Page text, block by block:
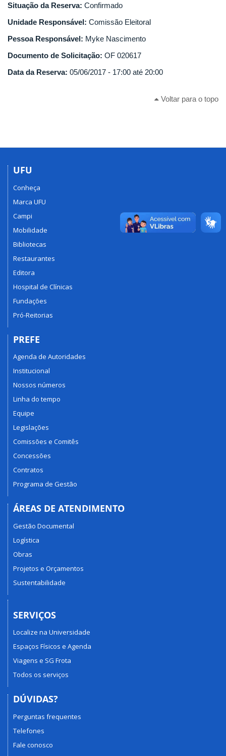
Situação da Reserva: Confirmado
Unidade Responsável: Comissão Eleitoral
Pessoa Responsável: Myke Nascimento
Documento de Solicitação: OF 020617
Data da Reserva: 05/06/2017 - 17:00 até 20:00
Voltar para o topo
UFU
Conheça
Marca UFU
Campi
Mobilidade
Bibliotecas
Restaurantes
Editora
Hospital de Clínicas
Fundações
Pró-Reitorias
PREFE
Agenda de Autoridades
Institucional
Nossos números
Linha do tempo
Equipe
Legislações
Comissões e Comitês
Concessões
Contratos
Programa de Gestão
ÁREAS DE ATENDIMENTO
Gestão Documental
Logística
Obras
Projetos e Orçamentos
Sustentabilidade
SERVIÇOS
Localize na Universidade
Espaços Físicos e Agenda
Viagens e SG Frota
Todos os serviços
DÚVIDAS?
Perguntas frequentes
Telefones
Fale conosco